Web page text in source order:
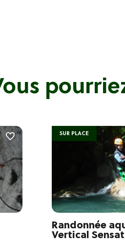
Randonnée
Vertical
SUR PLACE